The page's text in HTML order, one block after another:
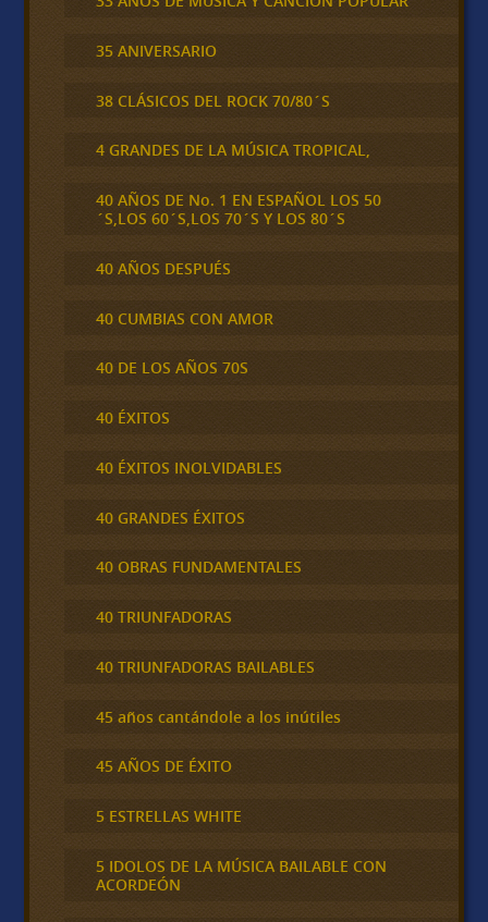
35 ANIVERSARIO
38 CLÁSICOS DEL ROCK 70/80´S
4 GRANDES DE LA MÚSICA TROPICAL,
40 AÑOS DE No. 1 EN ESPAÑOL LOS 50
´S,LOS 60´S,LOS 70´S Y LOS 80´S
40 AÑOS DESPUÉS
40 CUMBIAS CON AMOR
40 DE LOS AÑOS 70S
40 ÉXITOS
40 ÉXITOS INOLVIDABLES
40 GRANDES ÉXITOS
40 OBRAS FUNDAMENTALES
40 TRIUNFADORAS
40 TRIUNFADORAS BAILABLES
45 años cantándole a los inútiles
45 AÑOS DE ÉXITO
5 ESTRELLAS WHITE
5 IDOLOS DE LA MÚSICA BAILABLE CON
ACORDEÓN